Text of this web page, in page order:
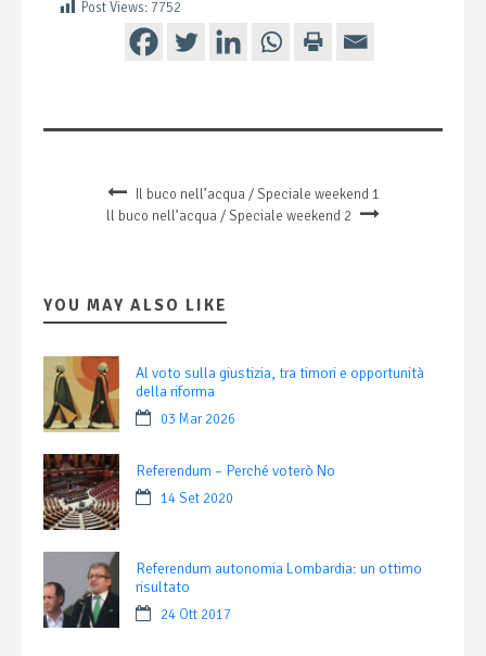
Post Views: 7752
Il buco nell’acqua / Speciale weekend 1
ll buco nell’acqua / Speciale weekend 2
YOU MAY ALSO LIKE
Al voto sulla giustizia, tra timori e opportunità
della riforma
03 Mar 2026
Referendum – Perché voterò No
14 Set 2020
Referendum autonomia Lombardia: un ottimo
risultato
24 Ott 2017